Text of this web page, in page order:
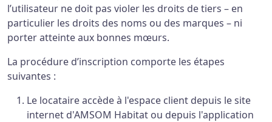
l’utilisateur ne doit pas violer les droits de tiers – en
particulier les droits des noms ou des marques – ni
porter atteinte aux bonnes mœurs.
La procédure d’inscription comporte les étapes
suivantes :
Le locataire accède à l'espace client depuis le site
internet d'AMSOM Habitat ou depuis l'application